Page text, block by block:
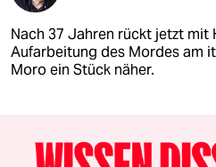
Nach 37 Jahren rückt jetzt mit
Aufarbeitung des Mordes am
Moro ein Stück näher.